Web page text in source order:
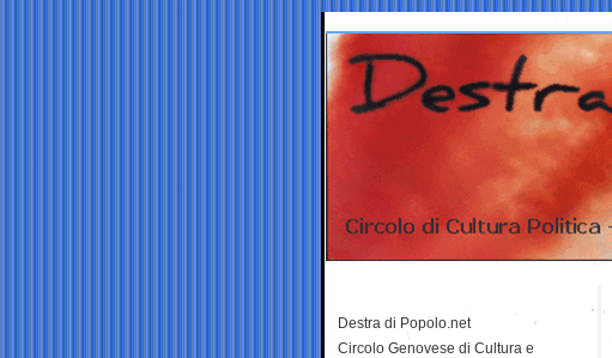
Destra di Popolo.net
Circolo Genovese di Cultura e